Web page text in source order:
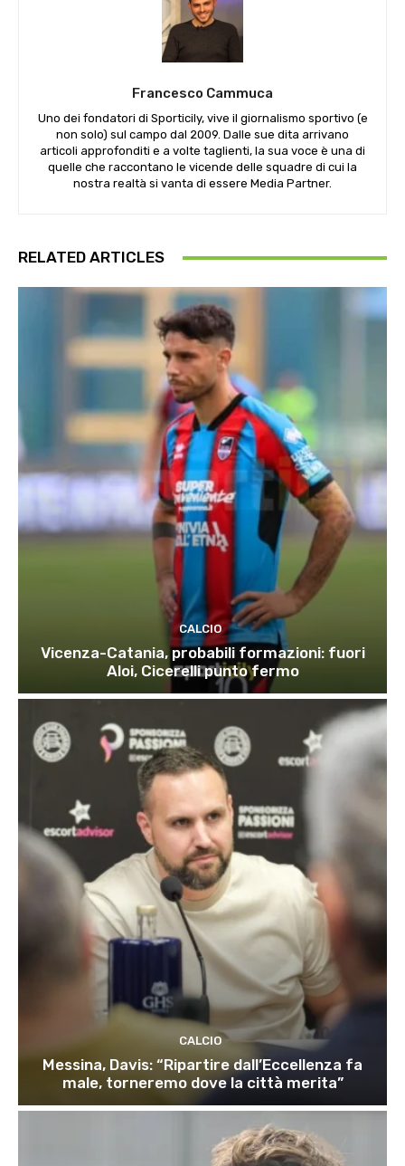
Francesco Cammuca
Uno dei fondatori di Sporticily, vive il giornalismo sportivo (e
non solo) sul campo dal 2009. Dalle sue dita arrivano
articoli approfonditi e a volte taglienti, la sua voce è una di
quelle che raccontano le vicende delle squadre di cui la
nostra realtà si vanta di essere Media Partner.
RELATED ARTICLES
CALCIO
Vicenza-Catania, probabili formazioni: fuori
Aloi, Cicerelli punto fermo
CALCIO
Messina, Davis: “Ripartire dall’Eccellenza fa
male, torneremo dove la città merita”